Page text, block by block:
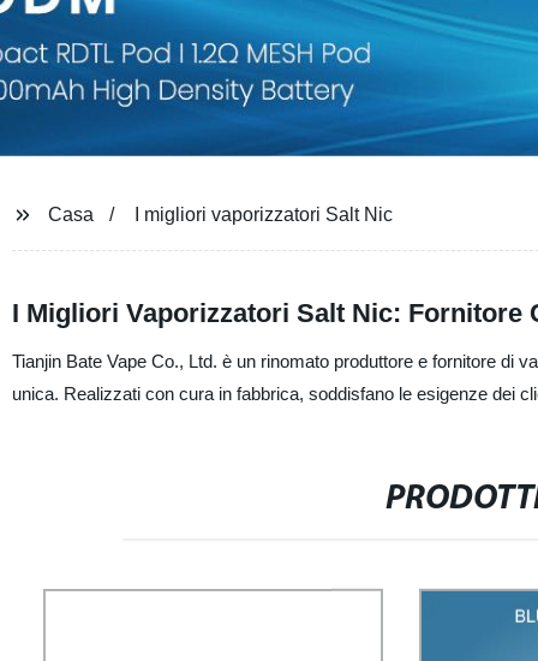
Casa I migliori vaporizzatori Salt Nic
I Migliori Vaporizzatori Salt Nic: Fornitore
Tianjin Bate Vape Co., Ltd. è un rinomato produttore e fornitore di
unica. Realizzati con cura in fabbrica, soddisfano le esigenze dei